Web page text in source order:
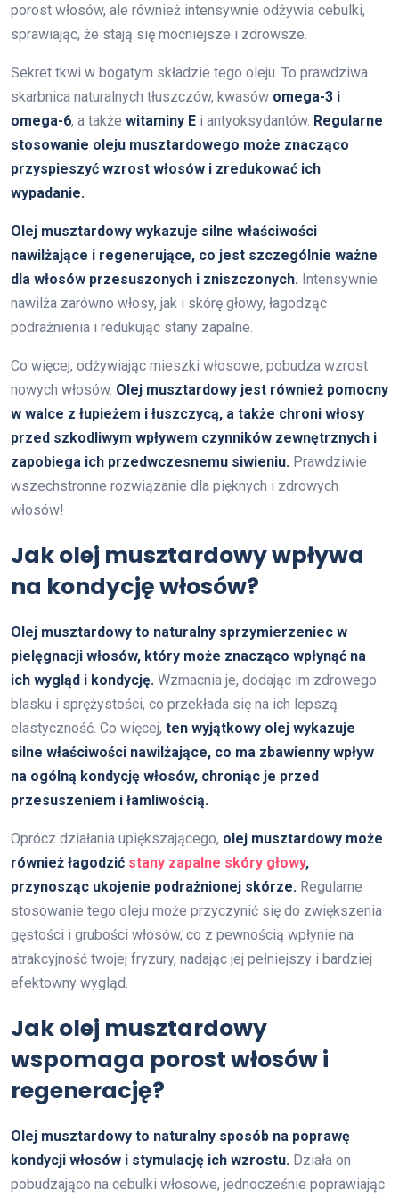
porost włosów, ale również intensywnie odżywia cebulki,
sprawiając, że stają się mocniejsze i zdrowsze.
Sekret tkwi w bogatym składzie tego oleju. To prawdziwa
skarbnica naturalnych tłuszczów, kwasów omega-3 i
omega-6, a także witaminy E i antyoksydantów. Regularne
stosowanie oleju musztardowego może znacząco
przyspieszyć wzrost włosów i zredukować ich
wypadanie.
Olej musztardowy wykazuje silne właściwości
nawilżające i regenerujące, co jest szczególnie ważne
dla włosów przesuszonych i zniszczonych. Intensywnie
nawilża zarówno włosy, jak i skórę głowy, łagodząc
podrażnienia i redukując stany zapalne.
Co więcej, odżywiając mieszki włosowe, pobudza wzrost
nowych włosów. Olej musztardowy jest również pomocny
w walce z łupieżem i łuszczycą, a także chroni włosy
przed szkodliwym wpływem czynników zewnętrznych i
zapobiega ich przedwczesnemu siwieniu. Prawdziwie
wszechstronne rozwiązanie dla pięknych i zdrowych
włosów!
Jak olej musztardowy wpływa
na kondycję włosów?
Olej musztardowy to naturalny sprzymierzeniec w
pielęgnacji włosów, który może znacząco wpłynąć na
ich wygląd i kondycję. Wzmacnia je, dodając im zdrowego
blasku i sprężystości, co przekłada się na ich lepszą
elastyczność. Co więcej, ten wyjątkowy olej wykazuje
silne właściwości nawilżające, co ma zbawienny wpływ
na ogólną kondycję włosów, chroniąc je przed
przesuszeniem i łamliwością.
Oprócz działania upiększającego, olej musztardowy może
również łagodzić stany zapalne skóry głowy,
przynosząc ukojenie podrażnionej skórze. Regularne
stosowanie tego oleju może przyczynić się do zwiększenia
gęstości i grubości włosów, co z pewnością wpłynie na
atrakcyjność twojej fryzury, nadając jej pełniejszy i bardziej
efektowny wygląd.
Jak olej musztardowy
wspomaga porost włosów i
regenerację?
Olej musztardowy to naturalny sposób na poprawę
kondycji włosów i stymulację ich wzrostu. Działa on
pobudzająco na cebulki włosowe, jednocześnie poprawiając